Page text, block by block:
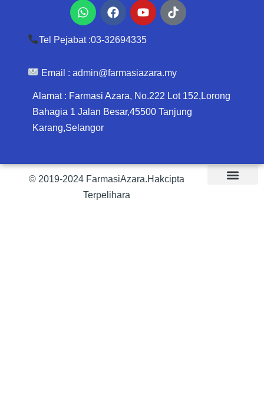
WhatsappFacebookYoutubeTiktok
Tel Pejabat :03-32694335
Email : admin@farmasiazara.my
Alamat : Farmasi Azara, No.222 Lot 152,Lorong
Bahagia 1 Jalan Besar,45500 Tanjung
Karang,Selangor
© 2019-2024 FarmasiAzara.Hakcipta
Terpelihara